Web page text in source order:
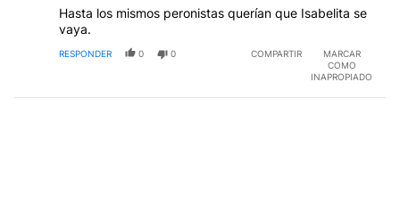
Hasta los mismos peronistas querían que Isabelita se
vaya.
RESPONDER 0 0 COMPARTIR
MARCAR
COMO
INAPROPIADO